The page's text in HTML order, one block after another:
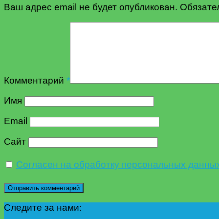
Ваш адрес email не будет опубликован.
Комментарий *
Имя
Email
Сайт
Согласен на обработку персональных
Следите за нами: